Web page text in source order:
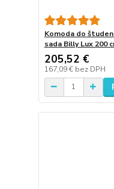
Komoda do
sada Billy Lux 200
205,52 €
167,09 € bez DPH